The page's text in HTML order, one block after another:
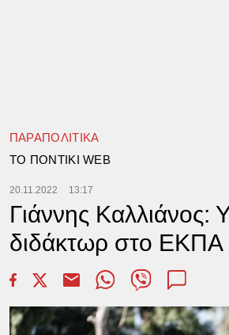
ΠΑΡΑΠΟΛΙΤΙΚΑ
TΟ ΠΟΝΤΙΚΙ WEB
20.11.2022 13:17
Γιάννης Καλλιάνος:
διδάκτωρ στο ΕΚΠΑ